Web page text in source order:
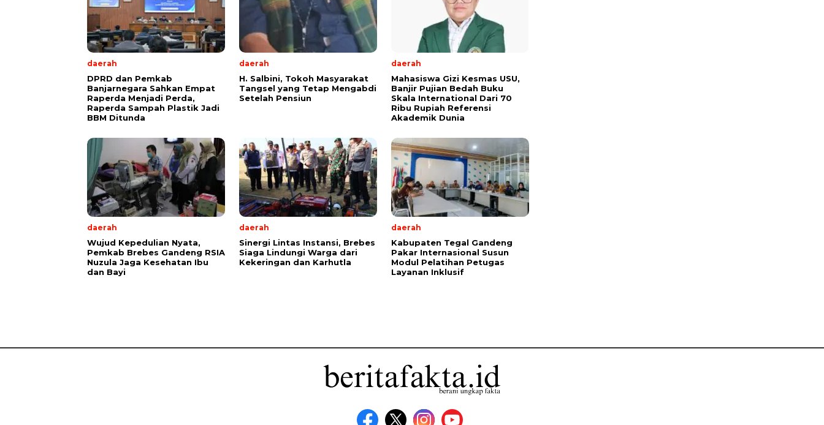
daerah
DPRD dan Pemkab
Banjarnegara Sahkan Empat
Raperda Menjadi Perda,
Raperda Sampah Plastik Jadi
BBM Ditunda
daerah
H. Salbini, Tokoh Masyarakat
Tangsel yang Tetap Mengabdi
Setelah Pensiun
daerah
Mahasiswa Gizi Kesmas USU,
Banjir Pujian Bedah Buku
Skala International Dari 70
Ribu Rupiah Referensi
Akademik Dunia
daerah
Wujud Kepedulian Nyata,
Pemkab Brebes Gandeng RSIA
Nuzula Jaga Kesehatan Ibu
dan Bayi
daerah
Sinergi Lintas Instansi, Brebes
Siaga Lindungi Warga dari
Kekeringan dan Karhutla
daerah
Kabupaten Tegal Gandeng
Pakar Internasional Susun
Modul Pelatihan Petugas
Layanan Inklusif